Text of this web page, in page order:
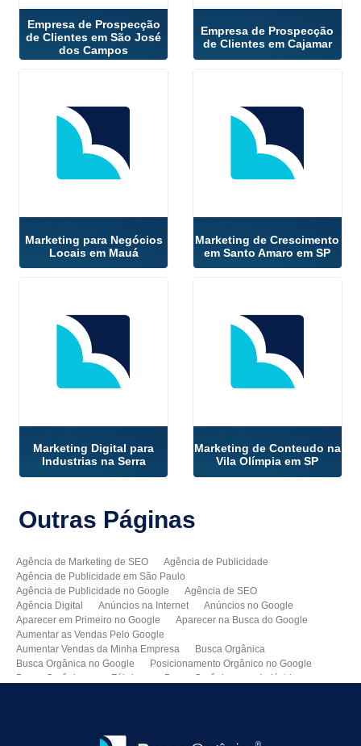
Empresa de Prospecção
de Clientes em São José
dos Campos
Empresa de Prospecção
de Clientes em Cajamar
Marketing para Negócios
Locais em Mauá
Marketing de Crescimento
em Santo Amaro em SP
Marketing Digital para
Industrias na Serra
Marketing de Conteudo na
Vila Olímpia em SP
Outras Páginas
Agência de Marketing de SEO
Agência de Publicidade
Agência de Publicidade em São Paulo
Agência de Publicidade no Google
Agência de SEO
Agência Digital
Anúncios na Internet
Anúncios no Google
Aparecer em Primeiro no Google
Aparecer na Busca do Google
Aumentar as Vendas Pelo Google
Aumentar Vendas da Minha Empresa
Busca Orgânica
Busca Orgânica no Google
Posicionamento Orgânico no Google
Busca Orgânica para Fábricas
Busca Orgânica para Indústrias
Como Melhorar as Vendas